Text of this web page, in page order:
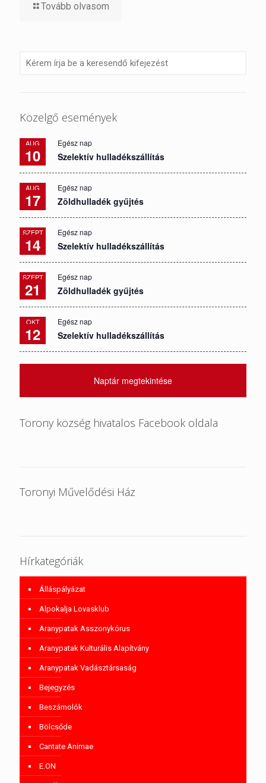
Tovább olvasom
Közelgő események
AUG
10
Egész nap
Szelektív hulladékszállítás
AUG
17
Egész nap
Zöldhulladék gyűjtés
SZEPT
14
Egész nap
Szelektív hulladékszállítás
SZEPT
21
Egész nap
Zöldhulladék gyűjtés
OKT
12
Egész nap
Szelektív hulladékszállítás
Naptár megtekintése
Torony község hivatalos Facebook oldala
Toronyi Művelődési Ház
Hírkategóriák
Álláspályázat
Alpokalja Lovasklub
Aranypatak Asszonykórus
Aranypatak Kulturális Alapítvány
Aranypatak Vadásztársaság
Bejegyzés
Beszámolók
Bölcsőde
Cantate Animae
E.ON